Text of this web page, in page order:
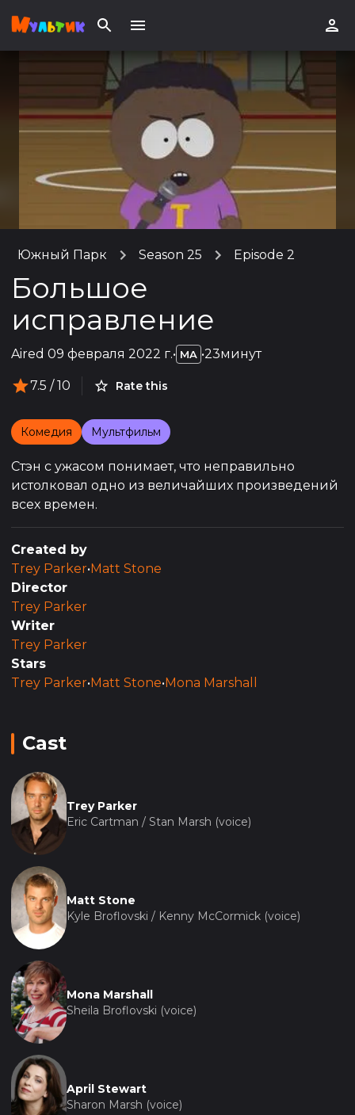
Южный Парк Season 25 Episode 2
Большое
исправление
Aired 09 февраля 2022 г.• MA •23минут
7.5 / 10 Rate this
Комедия Мультфильм
Стэн с ужасом понимает, что неправильно
истолковал одно из величайших произведений
всех времен.
Created by
Trey Parker• Matt Stone
Director
Trey Parker
Writer
Trey Parker
Stars
Trey Parker• Matt Stone• Mona Marshall
Cast
Trey Parker
Eric Cartman / Stan Marsh (voice)
Matt Stone
Kyle Broflovski / Kenny McCormick (voice)
Mona Marshall
Sheila Broflovski (voice)
April Stewart
Sharon Marsh (voice)